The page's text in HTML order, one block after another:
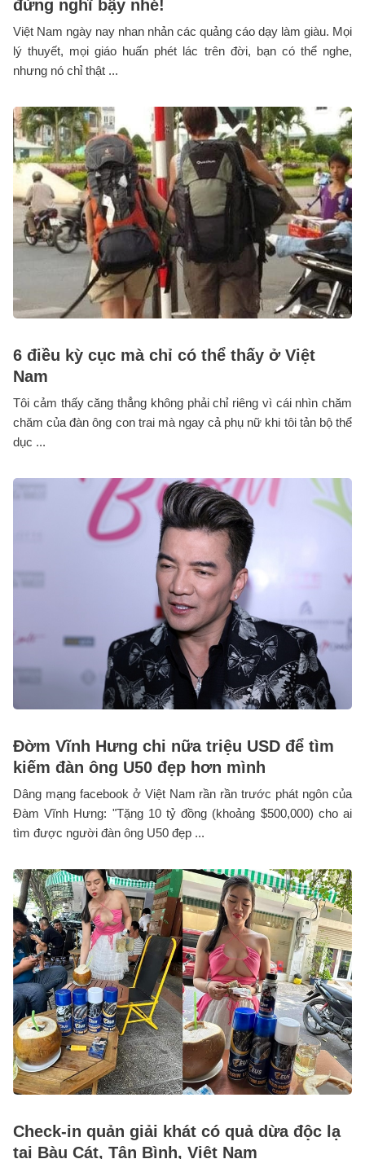
đừng nghĩ bậy nhé!
Việt Nam ngày nay nhan nhản các quảng cáo dạy làm giàu. Mọi
lý thuyết, mọi giáo huấn phét lác trên đời, bạn có thể nghe,
nhưng nó chỉ thật ...
6 điều kỳ cục mà chỉ có thể thấy ở Việt
Nam
Tôi cảm thấy căng thẳng không phải chỉ riêng vì cái nhìn chăm
chăm của đàn ông con trai mà ngay cả phụ nữ khi tôi tản bộ thể
dục ...
Đờm Vĩnh Hưng chi nữa triệu USD để tìm
kiếm đàn ông U50 đẹp hơn mình
Dâng mạng facebook ở Việt Nam rần rần trước phát ngôn của
Đàm Vĩnh Hưng: "Tặng 10 tỷ đồng (khoảng $500,000) cho ai
tìm được người đàn ông U50 đẹp ...
Check-in quản giải khát có quả dừa độc lạ
tại Bàu Cát, Tân Bình, Việt Nam